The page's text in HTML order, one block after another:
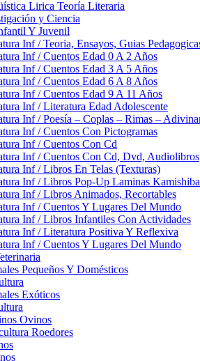
Lirica Teoría Literaria
y Ciencia
Y Juvenil
Inf / Teoria, Ensayos, Guias
Inf / Cuentos Edad 0 A 2 Años
Inf / Cuentos Edad 3 A 5 Años
Inf / Cuentos Edad 6 A 8 Años
Inf / Cuentos Edad 9 A 11 Años
Inf / Literatura Edad Adolescente
Inf / Poesía – Coplas – Rimas –
Inf / Cuentos Con Pictogramas
Inf / Cuentos Con Cd
Inf / Cuentos Con Cd, Dvd, Audiolibros
Inf / Libros En Telas (Texturas)
Inf / Libros Pop-Up Laminas
Inf / Libros Animados, Recortables
Inf / Cuentos Y Lugares Del Mundo
Inf / Libros Infantiles Con Actividades
Inf / Literatura Positiva Y Reflexiva
Inf / Cuentos Y Lugares Del Mundo
Pequeños Y Domésticos
Exóticos
Ovinos
Roedores